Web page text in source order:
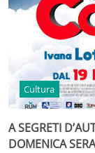
Cultura
A SEGRETI
DOMENICA